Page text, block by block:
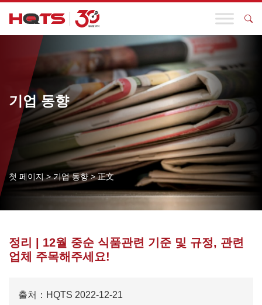
기업 동향
첫 페이지>기업 동향>正文
정리 | 12월 중순 식품관련 기준 및 규정, 관련
업체 주목해주세요!
출처：HQTS 2022-12-21